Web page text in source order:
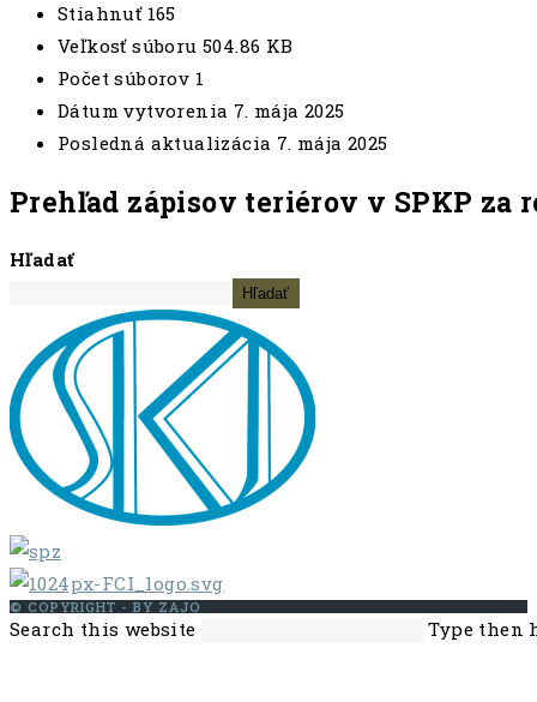
Stiahnuť 165
Veľkosť súboru 504.86 KB
Počet súborov 1
Dátum vytvorenia 7. mája 2025
Posledná aktualizácia 7. mája 2025
Prehľad zápisov teriérov v SPKP za
Hľadať
Hľadať
© COPYRIGHT - BY ZAJO
Search this website Type then